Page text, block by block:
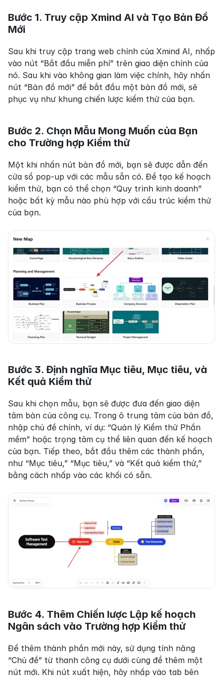
Bước 1. Truy cập Xmind AI và Tạo Bản Đồ
Mới
Sau khi truy cập trang web chính của Xmind AI, nhấp
vào nút “Bắt đầu miễn phí” trên giao diện chính của
nó. Sau khi vào không gian làm việc chính, hãy nhấn
nút “Bản đồ mới” để bắt đầu một bản đồ mới, sẽ
phục vụ như khung chiến lược kiểm thử của bạn.
Bước 2. Chọn Mẫu Mong Muốn của Bạn
cho Trường hợp Kiểm thử
Một khi nhấn nút bản đồ mới, bạn sẽ được dẫn đến
cửa sổ pop-up với các mẫu sẵn có. Để tạo kế hoạch
kiểm thử, bạn có thể chọn “Quy trình kinh doanh”
hoặc bất kỳ mẫu nào phù hợp với cấu trúc kiểm thử
của bạn.
Bước 3. Định nghĩa Mục tiêu, Mục tiêu, và
Kết quả Kiểm thử
Sau khi chọn mẫu, bạn sẽ được đưa đến giao diện
tâm bản của công cụ. Trong ô trung tâm của bản đồ,
nhập chủ đề chính, ví dụ: “Quản lý Kiểm thử Phần
mềm” hoặc trọng tâm cụ thể liên quan đến kế hoạch
của bạn. Tiếp theo, bắt đầu thêm các thành phần,
như “Mục tiêu,” “Mục tiêu,” và “Kết quả kiểm thử,”
bằng cách nhấp vào các khối có sẵn.
Bước 4. Thêm Chiến lược Lập kế hoạch
Ngân sách vào Trường hợp Kiểm thử
Để thêm thành phần mới này, sử dụng tính năng
“Chủ đề” từ thanh công cụ dưới cùng để thêm một
nút mới. Khi nút xuất hiện, hãy nhấp vào tab bên